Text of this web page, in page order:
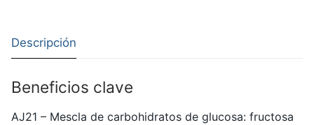
(94g
Sachet)
Descripción
Beneficios clave
AJ21 – Mescla de carbohidratos de glucosa: fructosa